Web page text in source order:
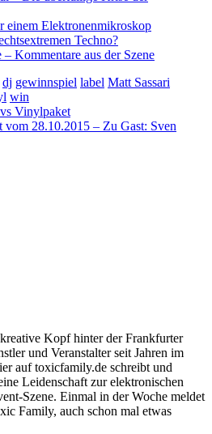
einem Elektronenmikroskop
Techno?
Kommentare aus der Szene
dj gewinnspiel label Matt Sassari
win
Vinylpaket
vom 28.10.2015 – Zu Gast: Sven
Kopf hinter der Frankfurter
und Veranstalter seit Jahren im
auf toxicfamily.de schreibt und
Leidenschaft zur elektronischen
Szene. Einmal in der Woche meldet
Family, auch schon mal etwas